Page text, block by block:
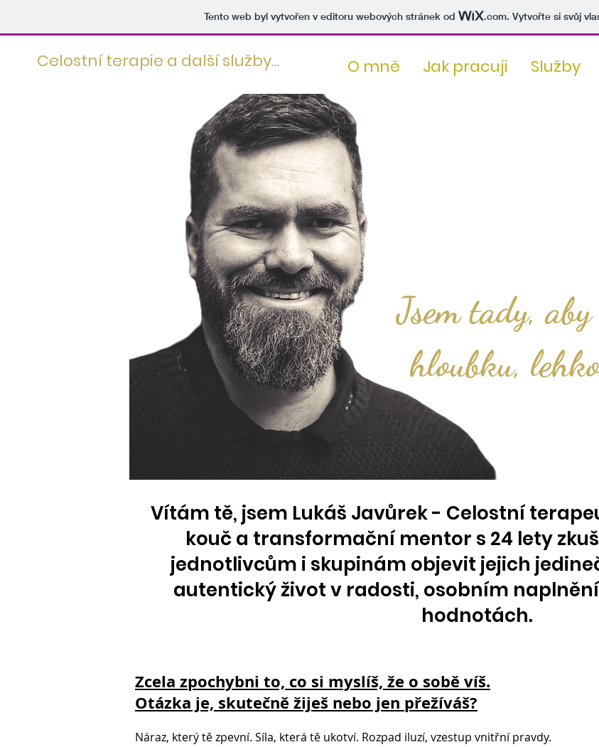
Tento web byl vytvořen v editoru webových stránek od .com. Vytvořte si svůj
Celostní terapie a další služby... O mně Jak pracuji Služby
Jsem tady,
hloubku,
Vítám tě, jsem Lukáš Javůrek - Celostní
kouč a transformační mentor s 24 lety
jednotlivcům i skupinám objevit jejich
autentický život v radosti, osobním
hodnotách.​​
Zcela zpochybni to, co si myslíš, že o sobě víš.
Otázka je, skutečně žiješ nebo jen přežíváš?
Náraz, který tě zpevní. Síla, která tě ukotví. Rozpad iluzí, vzestup vnitřní pravdy.